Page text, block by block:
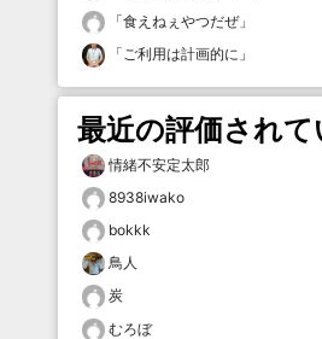
「食えねぇやつだぜ」
「ご利用は計画的に 」
最近の評価されて
情緒不安定太郎
8938iwako
bokkk
鳥人
炭
むろぼ